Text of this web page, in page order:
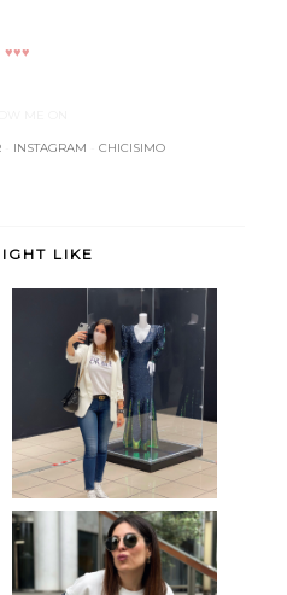
♥♥♥
INSTAGRAM CHICISIMO
LIKE
Fashion expo